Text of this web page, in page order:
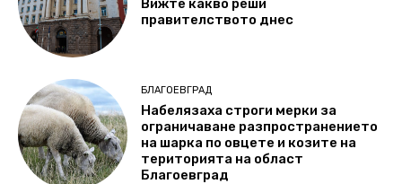
правителството днес
БЛАГОЕВГРАД
Набелязаха строги мерки за
ограничаване разпространението
на шарка по овцете и козите на
територията на област
Благоевград